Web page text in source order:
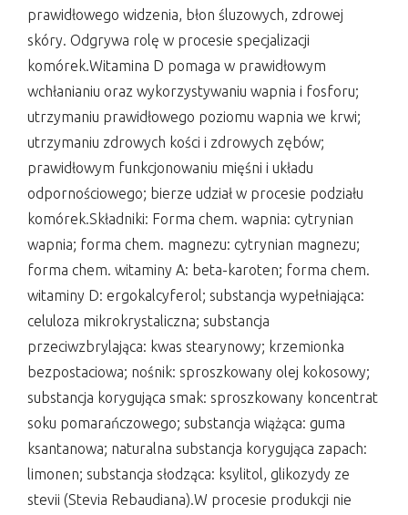
prawidłowego widzenia, błon śluzowych, zdrowej
skóry. Odgrywa rolę w procesie specjalizacji
komórek.Witamina D pomaga w prawidłowym
wchłanianiu oraz wykorzystywaniu wapnia i fosforu;
utrzymaniu prawidłowego poziomu wapnia we krwi;
utrzymaniu zdrowych kości i zdrowych zębów;
prawidłowym funkcjonowaniu mięśni i układu
odpornościowego; bierze udział w procesie podziału
komórek.Składniki: Forma chem. wapnia: cytrynian
wapnia; forma chem. magnezu: cytrynian magnezu;
forma chem. witaminy A: beta-karoten; forma chem.
witaminy D: ergokalcyferol; substancja wypełniająca:
celuloza mikrokrystaliczna; substancja
przeciwzbrylająca: kwas stearynowy; krzemionka
bezpostaciowa; nośnik: sproszkowany olej kokosowy;
substancja korygująca smak: sproszkowany koncentrat
soku pomarańczowego; substancja wiążąca: guma
ksantanowa; naturalna substancja korygująca zapach:
limonen; substancja słodząca: ksylitol, glikozydy ze
stevii (Stevia Rebaudiana).W procesie produkcji nie